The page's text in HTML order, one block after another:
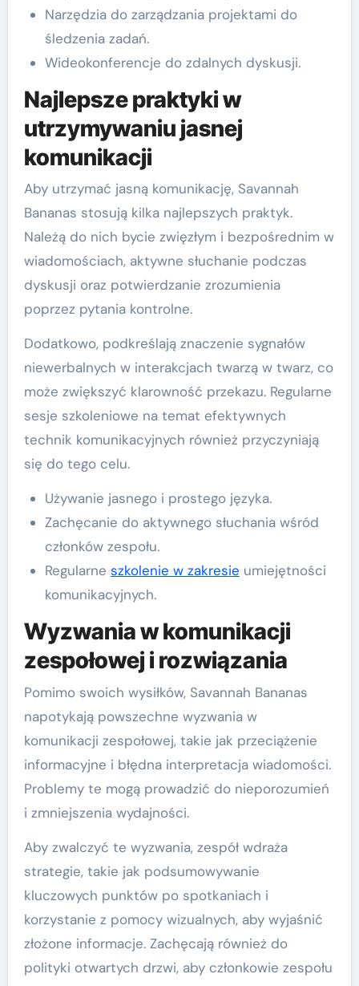
Narzędzia do zarządzania projektami do
śledzenia zadań.
Wideokonferencje do zdalnych dyskusji.
Najlepsze praktyki w
utrzymywaniu jasnej
komunikacji
Aby utrzymać jasną komunikację, Savannah
Bananas stosują kilka najlepszych praktyk.
Należą do nich bycie zwięzłym i bezpośrednim w
wiadomościach, aktywne słuchanie podczas
dyskusji oraz potwierdzanie zrozumienia
poprzez pytania kontrolne.
Dodatkowo, podkreślają znaczenie sygnałów
niewerbalnych w interakcjach twarzą w twarz, co
może zwiększyć klarowność przekazu. Regularne
sesje szkoleniowe na temat efektywnych
technik komunikacyjnych również przyczyniają
się do tego celu.
Używanie jasnego i prostego języka.
Zachęcanie do aktywnego słuchania wśród
członków zespołu.
Regularne szkolenie w zakresie umiejętności
komunikacyjnych.
Wyzwania w komunikacji
zespołowej i rozwiązania
Pomimo swoich wysiłków, Savannah Bananas
napotykają powszechne wyzwania w
komunikacji zespołowej, takie jak przeciążenie
informacyjne i błędna interpretacja wiadomości.
Problemy te mogą prowadzić do nieporozumień
i zmniejszenia wydajności.
Aby zwalczyć te wyzwania, zespół wdraża
strategie, takie jak podsumowywanie
kluczowych punktów po spotkaniach i
korzystanie z pomocy wizualnych, aby wyjaśnić
złożone informacje. Zachęcają również do
polityki otwartych drzwi, aby członkowie zespołu